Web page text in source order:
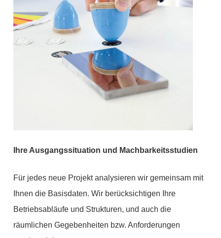
Ihre Ausgangssituation und Machbarkeitsstudien
Für jedes neue Projekt analysieren wir gemeinsam mit
Ihnen die Basisdaten. Wir berücksichtigen Ihre
Betriebsabläufe und Strukturen, und auch die
räumlichen Gegebenheiten bzw. Anforderungen